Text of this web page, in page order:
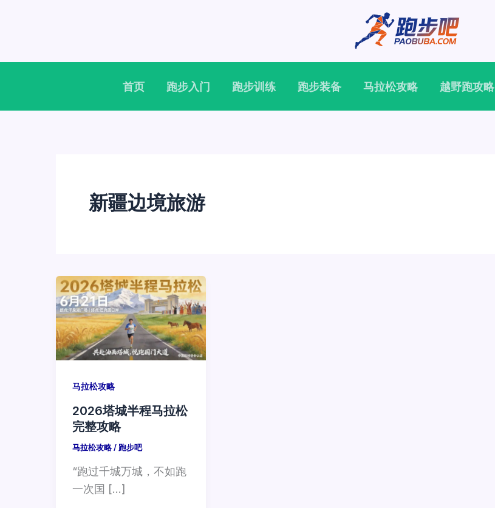
容
首页
跑步入门 跑步训练 跑步装备 马拉松攻略 越野跑攻略
新疆边境旅游
马拉松攻略
2026塔城半程马拉松
完整攻略
马拉松攻略/ 跑步吧
“跑过千城万城，不如跑
一次国 […]